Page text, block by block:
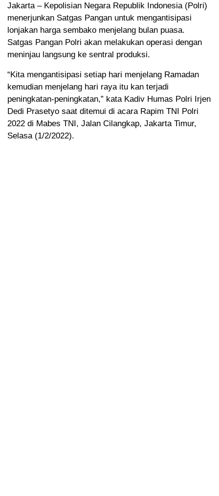
Jakarta – Kepolisian Negara Republik Indonesia (Polri)
menerjunkan Satgas Pangan untuk mengantisipasi
lonjakan harga sembako menjelang bulan puasa.
Satgas Pangan Polri akan melakukan operasi dengan
meninjau langsung ke sentral produksi.
“Kita mengantisipasi setiap hari menjelang Ramadan
kemudian menjelang hari raya itu kan terjadi
peningkatan-peningkatan,” kata Kadiv Humas Polri Irjen
Dedi Prasetyo saat ditemui di acara Rapim TNI Polri
2022 di Mabes TNI, Jalan Cilangkap, Jakarta Timur,
Selasa (1/2/2022).